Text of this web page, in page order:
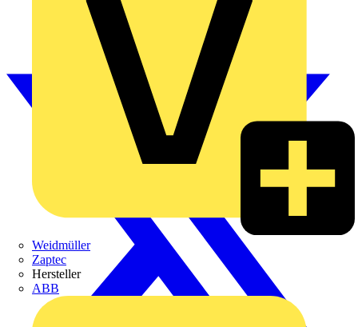
Weidmüller
Zaptec
Hersteller
ABB